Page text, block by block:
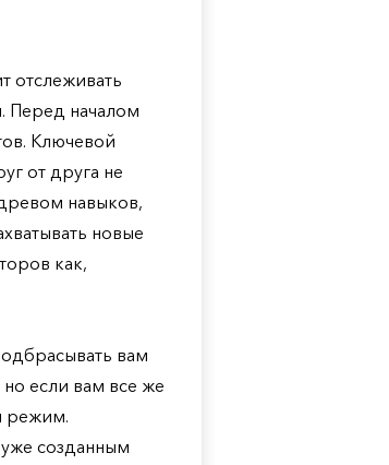
отслеживать
Перед началом
Ключевой
от друга не
навыков,
новые
как,
вам
если вам все же
режим.
созданным